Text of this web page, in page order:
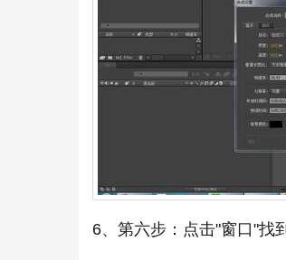
6、第六步：点击"窗口"找